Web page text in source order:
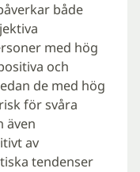
både
med hög
och
de med hög
för svåra
även
av
tendenser